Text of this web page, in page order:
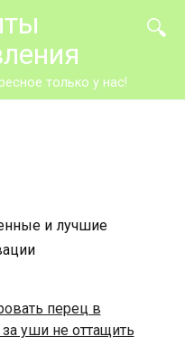
только у нас!
и лучшие